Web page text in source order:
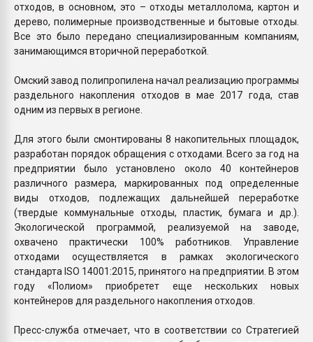
отходов, в основном, это – отходы металлолома, картон и
дерево, полимерные производственные и бытовые отходы.
Все это было передано специализированным компаниям,
занимающимся вторичной переработкой.
Омский завод полипропилена начал реализацию программы
раздельного накопления отходов в мае 2017 года, став
одним из первых в регионе.
Для этого были смонтированы 8 накопительных площадок,
разработан порядок обращения с отходами. Всего за год на
предприятии было установлено около 40 контейнеров
различного размера, маркированных под определенные
виды отходов, подлежащих дальнейшей переработке
(твердые коммунальные отходы, пластик, бумага и др.).
Экологической программой, реализуемой на заводе,
охвачено практически 100% работников. Управление
отходами осуществляется в рамках экологического
стандарта ISO 14001:2015, принятого на предприятии. В этом
году «Полиом» приобретет еще нескольких новых
контейнеров для раздельного накопления отходов.
Пресс-служба отмечает, что в соответствии со Стратегией